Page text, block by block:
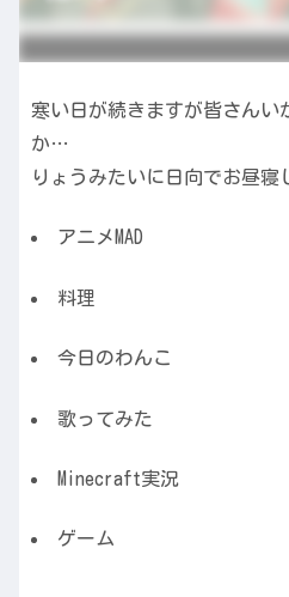
寒い日が続きますが皆さんい
か…
りょうみたいに日向でお昼
アニメMAD
料理
今日のわんこ
歌ってみた
Minecraft実況
ゲーム